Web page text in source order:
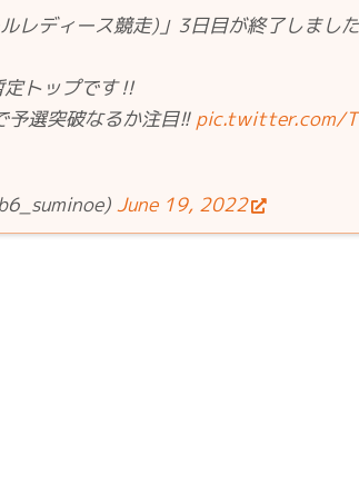
レディース競走)」3日目が終了しまし
定トップです‼
予選突破なるか注目!! pic.twitter.com/
June 19, 2022